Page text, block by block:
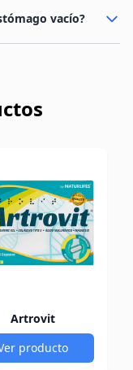
vacío?
Artrovit
producto